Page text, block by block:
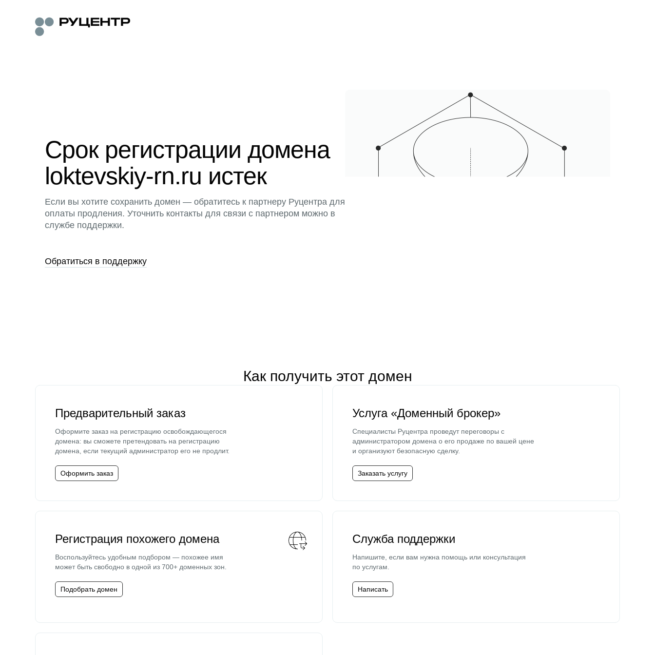
Срок регистрации домена
loktevskiy-rn.ru истек
Если вы хотите сохранить домен — обратитесь к партнеру Руцентра для
оплаты продления. Уточнить контакты для связи с партнером можно в
службе поддержки.
Обратиться в поддержку
Как получить этот домен
Предварительный заказ
Оформите заказ на регистрацию освобождающегося
домена: вы сможете претендовать на регистрацию
домена, если текущий администратор его не продлит.
Оформить заказ
Услуга «Доменный брокер»
Специалисты Руцентра проведут переговоры с
администратором домена о его продаже по вашей цене
и организуют безопасную сделку.
Заказать услугу
Регистрация похожего домена
Воспользуйтесь удобным подбором — похожее имя
может быть свободно в одной из 700+ доменных зон.
Подобрать домен
Служба поддержки
Напишите, если вам нужна помощь или консультация
по услугам.
Написать